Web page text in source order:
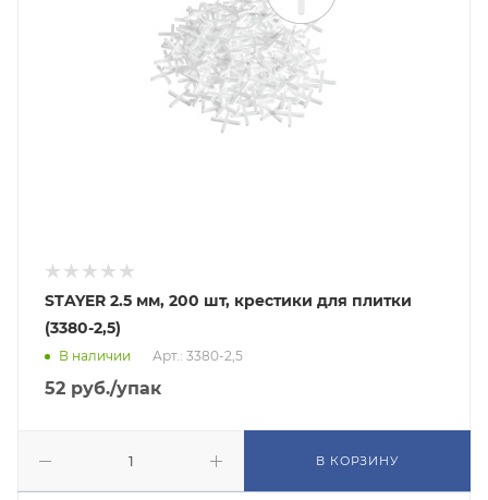
STAYER 2.5 мм, 200 шт, крестики для плитки
(3380-2,5)
В наличии Арт.: 3380-2,5
52 руб./упак
В КОРЗИНУ